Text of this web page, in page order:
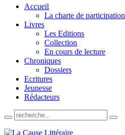
Accueil
La charte de participation
Livres
Les Editions
Collection
En cours de lecture
Chroniques
Dossiers
Ecritures
Jeunesse
Rédacteurs